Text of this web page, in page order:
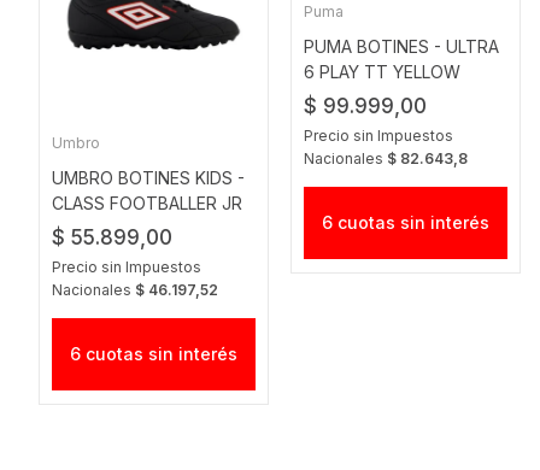
Umbro
UMBRO BOTINES KIDS -
CLASS FOOTBALLER JR
$ 55.899,00
Precio sin Impuestos
Nacionales $ 46.197,52
6 cuotas sin interés
Puma
PUMA BOTINES - ULTRA
6 PLAY TT YELLOW
ALERT
$ 99.999,00
Precio sin Impuestos
Nacionales $ 82.643,8
6 cuotas sin interés